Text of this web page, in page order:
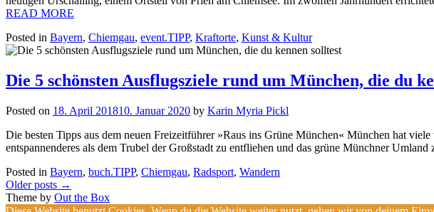
READ MORE
Posted in Bayern, Chiemgau, event.TIPP, Kraftorte, Kunst & Kultur
Die 5 schönsten Ausflugsziele rund um München, die du
Posted on 18. April 201810. Januar 2020 by Karin Myria Pickl
Die besten Tipps aus dem neuen Freizeitführer »Raus ins Grüne München« München hat
entspannenderes als dem Trubel der Großstadt zu entfliehen und das grüne Münchner
Posted in Bayern, buch.TIPP, Chiemgau, Radsport, Wandern
Posts
navigation
Older posts →
Theme by Out the Box